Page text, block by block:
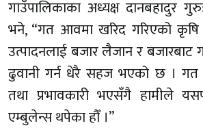
गाउँपालिकाका अध्यक्ष दानबहादुर
भने, “गत आवमा खरिद गरिएको
उत्पादनलाई बजार लैजान र बजारबाट
ढुवानी गर्न धेरै सहज भएको छ ।
तथा प्रभावकारी भएसँगै हामीले
एम्बुलेन्स थपेका हौँ ।”